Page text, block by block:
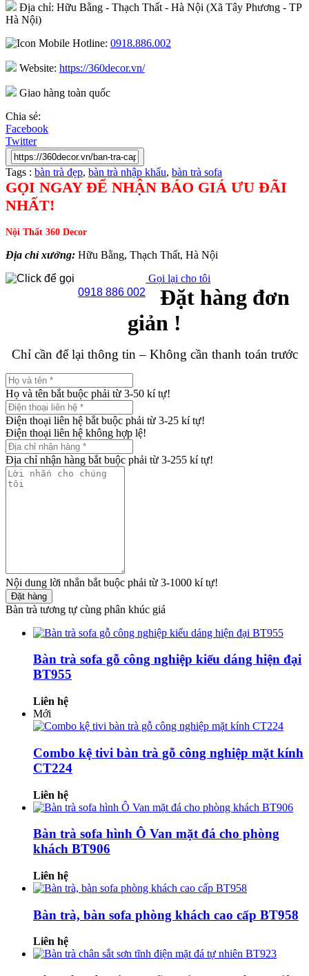
Địa chỉ: Hữu Bằng - Thạch Thất - Hà Nội (Xã Tây Phương - TP
Hà Nội)
Hotline: 0918.886.002
Website: https://360decor.vn/
Giao hàng toàn quốc
Chia sẻ:
Facebook
Twitter
Tags : bàn trà đẹp, bàn trà nhập khẩu, bàn trà sofa
GỌI NGAY ĐỂ NHẬN BÁO GIÁ ƯU ĐÃI
NHẤT!
Nội Thất 360 Decor
Địa chỉ xưởng: Hữu Bằng, Thạch Thất, Hà Nội
0918 886 002
Gọi lại cho tôi
Đặt hàng đơn
giản !
Chỉ cần để lại thông tin – Không cần thanh toán trước
Họ và tên bắt buộc phải từ 3-50 kí tự!
Điện thoại liên hệ bắt buộc phải từ 3-25 kí tự!
Điện thoại liên hệ không hợp lệ!
Địa chỉ nhận hàng bắt buộc phải từ 3-255 kí tự!
Nội dung lời nhắn bắt buộc phải từ 3-1000 kí tự!
Đặt hàng
Bàn trà tương tự cùng phân khúc giá
Bàn trà sofa gỗ công nghiệp kiểu dáng hiện đại
BT955
Liên hệ
Mới
Combo kệ tivi bàn trà gỗ công nghiệp mặt kính
CT224
Liên hệ
Bàn trà sofa hình Ô Van mặt đá cho phòng
khách BT906
Liên hệ
Bàn trà, bàn sofa phòng khách cao cấp BT958
Liên hệ